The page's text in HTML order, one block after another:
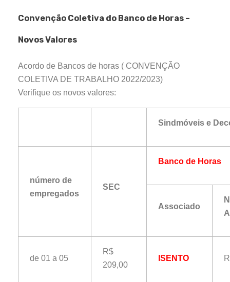
Convenção Coletiva do Banco de Horas –
Novos Valores
Acordo de Bancos de horas ( CONVENÇÃO
COLETIVA DE TRABALHO 2022/2023)
Verifique os novos valores:
Sindmóveis e
número de
empregados
SEC
Banco de Horas
Associado
de 01 a 05
R$
209,00
ISENTO